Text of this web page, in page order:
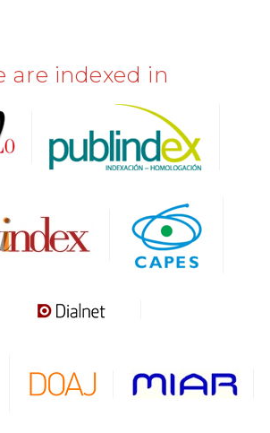
are indexed in